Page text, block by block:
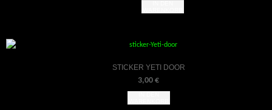
STICKER YETI DOOR
3,00 €